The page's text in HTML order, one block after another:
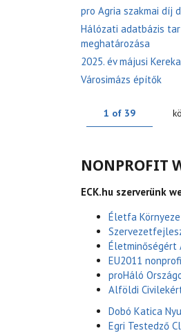
pro Agria szakmai díj
Hálózati adatbázis
meghatározása
2025. év májusi
Városimázs építők
1 of 39
NONPROFIT
ECK.hu szerverünk
Életfa
Életminőségért
EU2011
proHáló
Alföldi
Dobó Katica
Egri Testedző